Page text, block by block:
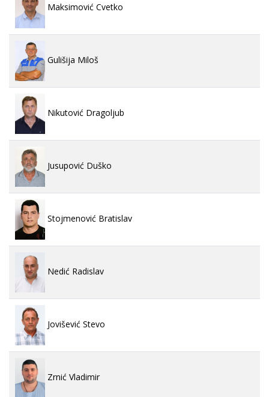
Maksimović Cvetko
Gulišija Miloš
Nikutović Dragoljub
Jusupović Duško
Stojmenović Bratislav
Nedić Radislav
Jovišević Stevo
Zrnić Vladimir